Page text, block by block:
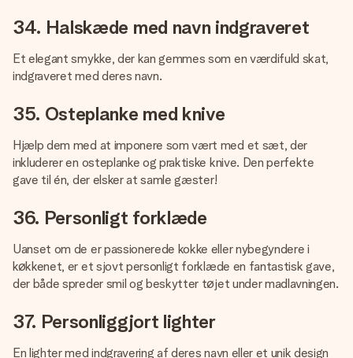
34. Halskæde med navn indgraveret
Et elegant smykke, der kan gemmes som en værdifuld skat,
indgraveret med deres navn.
35. Osteplanke med knive
Hjælp dem med at imponere som vært med et sæt, der
inkluderer en osteplanke og praktiske knive. Den perfekte
gave til én, der elsker at samle gæster!
36. Personligt forklæde
Uanset om de er passionerede kokke eller nybegyndere i
køkkenet, er et sjovt personligt forklæde en fantastisk gave,
der både spreder smil og beskytter tøjet under madlavningen.
37. Personliggjort lighter
En lighter med indgravering af deres navn eller et unik design